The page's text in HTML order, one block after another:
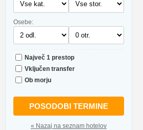
Osebe:
Največ 1 prestop
Vključen transfer
Ob morju
POSODOBI TERMINE
« Nazaj na seznam hotelov